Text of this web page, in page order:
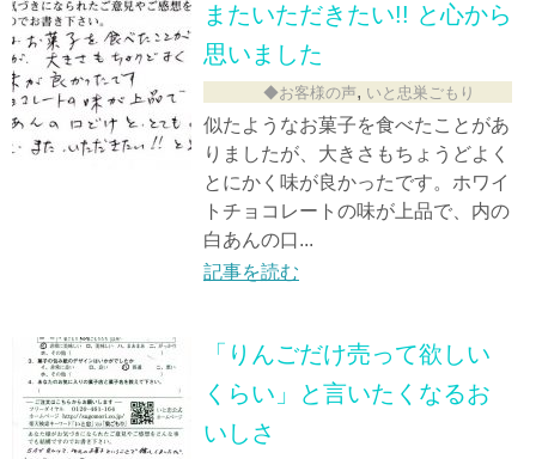
またいただきたい!! と心から
思いました
◆お客様の声, いと忠巣ごもり
似たようなお菓子を食べたことがあ
りましたが、大きさもちょうどよく
とにかく味が良かったです。ホワイ
トチョコレートの味が上品で、内の
白あんの口...
記事を読む
「りんごだけ売って欲しい
くらい」と言いたくなるお
いしさ